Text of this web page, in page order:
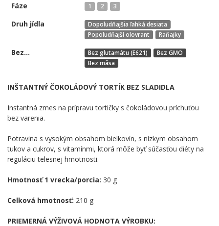
Fáze 1 2 3
Druh jídla
Dopoludňajšia ľahká desiata
Popoludňajší olovrant
Raňajky
Bez... Bez glutamátu (E621)
Bez GMO
Bez mäsa
INŠTANTNÝ ČOKOLÁDOVÝ TORTÍK BEZ SLADIDLA
Instantná zmes na prípravu tortičky s čokoládovou príchuťou
bez varenia.
Potravina s vysokým obsahom bielkovín, s nízkym obsahom
tukov a cukrov, s vitamínmi, ktorá môže byť súčasťou diéty na
reguláciu telesnej hmotnosti.
Hmotnosť 1 vrecka/porcia: 30 g
Celková hmotnosť: 210 g
PRIEMERNÁ VÝŽIVOVÁ HODNOTA VÝROBKU: